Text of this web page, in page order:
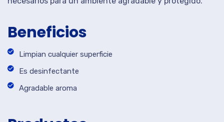
Beneficios
Limpian cualquier superficie
Es desinfectante
Agradable aroma